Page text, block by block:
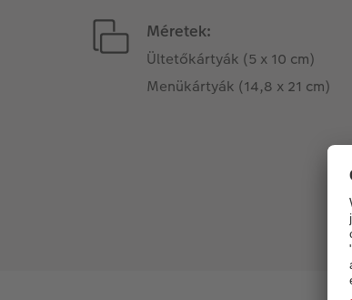
Méretek:
Ültetőkártyák (5 x 10 cm)
Menükártyák (14,8 x 21 cm)